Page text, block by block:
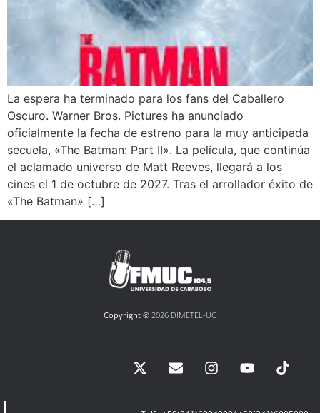
La espera ha terminado para los fans del Caballero
Oscuro. Warner Bros. Pictures ha anunciado
oficialmente la fecha de estreno para la muy anticipada
secuela, «The Batman: Part II». La película, que continúa
el aclamado universo de Matt Reeves, llegará a los
cines el 1 de octubre de 2027. Tras el arrollador éxito de
«The Batman» […]
Copyright © 2026 DIMETEL-UC